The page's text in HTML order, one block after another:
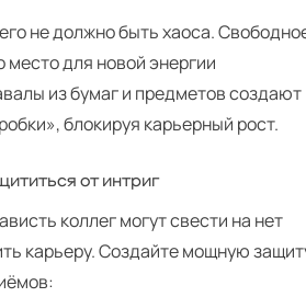
не должно быть хаоса.
место для новой энергии
из бумаг и предметов создают
блокируя карьерный рост.
от интриг
коллег могут свести на нет
карьеру. Создайте мощную